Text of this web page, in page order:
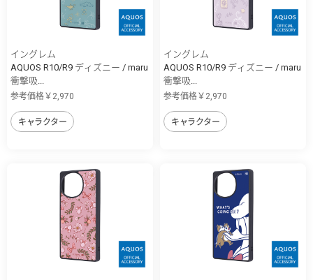
イングレム
AQUOS R10/R9 ディズニー / maru
衝撃吸...
参考価格￥2,970
キャラクター
イングレム
AQUOS R10/R9 ディズニー / maru
衝撃吸...
参考価格￥2,970
キャラクター